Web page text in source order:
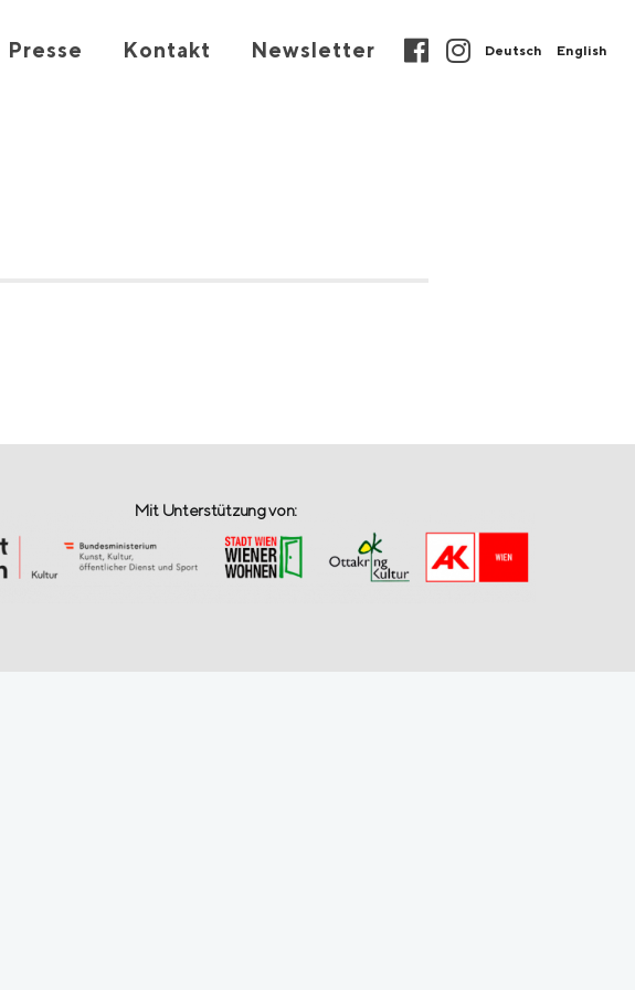
Presse Kontakt Newsletter Deutsch English
Mit Unterstützung von: